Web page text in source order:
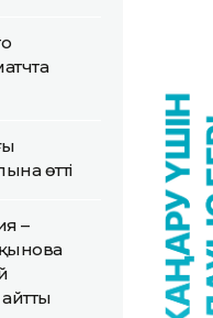
өтті
–